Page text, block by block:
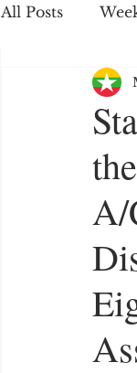
All Posts
United
News Release
A/